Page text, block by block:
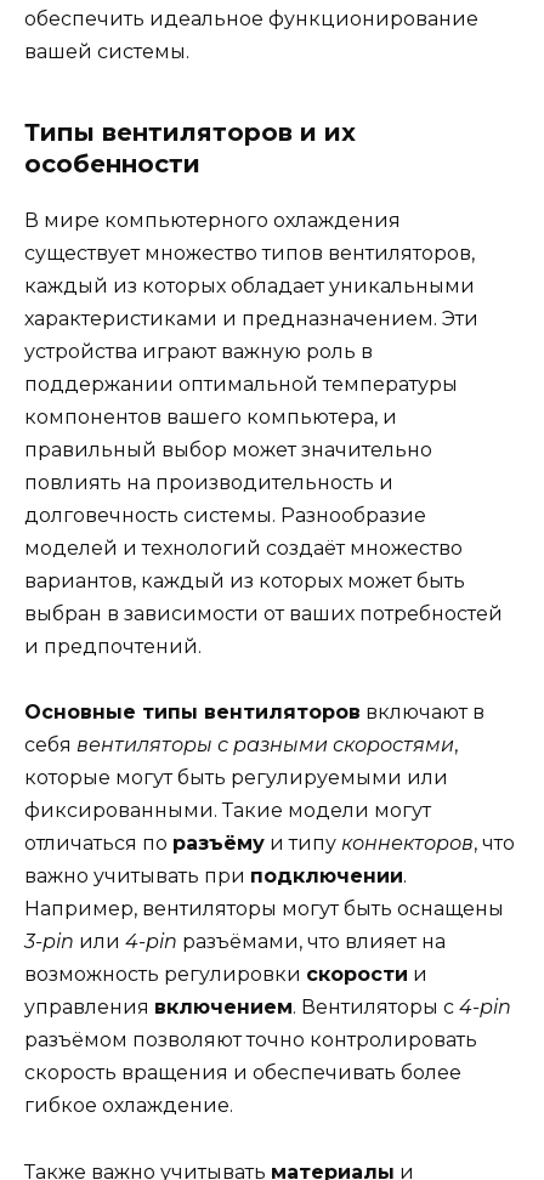
обеспечить идеальное функционирование
вашей системы.
Типы вентиляторов и их
особенности
В мире компьютерного охлаждения
существует множество типов вентиляторов,
каждый из которых обладает уникальными
характеристиками и предназначением. Эти
устройства играют важную роль в
поддержании оптимальной температуры
компонентов вашего компьютера, и
правильный выбор может значительно
повлиять на производительность и
долговечность системы. Разнообразие
моделей и технологий создаёт множество
вариантов, каждый из которых может быть
выбран в зависимости от ваших потребностей
и предпочтений.
Основные типы вентиляторов включают в
себя вентиляторы с разными скоростями,
которые могут быть регулируемыми или
фиксированными. Такие модели могут
отличаться по разъёму и типу коннекторов, что
важно учитывать при подключении.
Например, вентиляторы могут быть оснащены
3-pin или 4-pin разъёмами, что влияет на
возможность регулировки скорости и
управления включением. Вентиляторы с 4-pin
разъёмом позволяют точно контролировать
скорость вращения и обеспечивать более
гибкое охлаждение.
Также важно учитывать материалы и